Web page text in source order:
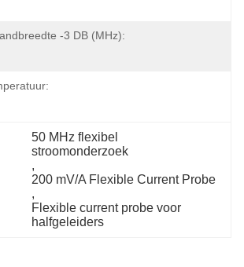
-3 DB (MHz):
50 MHz flexibel
stroomonderzoek
,
200 mV/A Flexible Current Probe
,
Flexible current probe voor
halfgeleiders